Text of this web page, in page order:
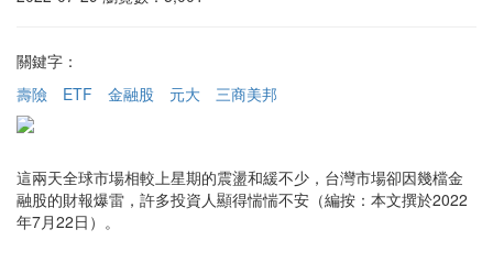
關鍵字：
壽險
ETF 金融股 元大 三商美邦
這兩天全球市場相較上星期的震盪和緩不少，台灣市場卻因幾檔金
融股的財報爆雷，許多投資人顯得惴惴不安（編按：本文撰於2022
年7月22日）。